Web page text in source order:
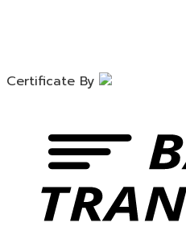
Certificate By